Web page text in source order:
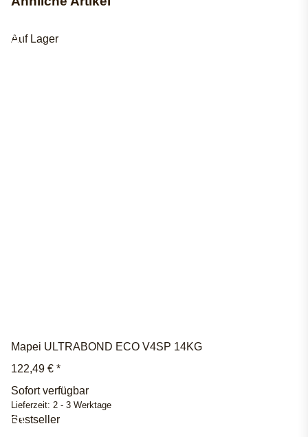
Auf Lager
Mapei ULTRABOND ECO V4SP 14KG
122,49 € *
Sofort verfügbar
Lieferzeit: 2 - 3 Werktage
Bestseller